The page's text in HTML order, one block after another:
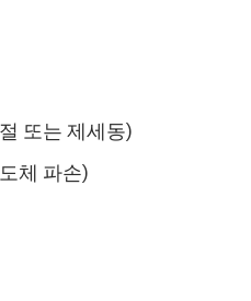
또는 제세동)
체 파손)